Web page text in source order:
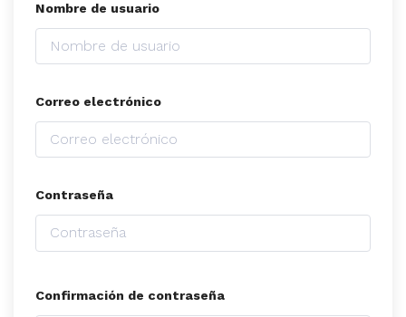
Nombre de usuario
Correo electrónico
Contraseña
Confirmación de contraseña